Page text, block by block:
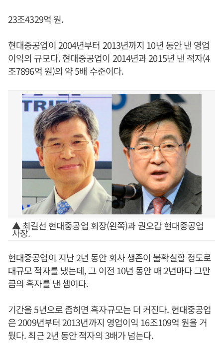
23조4329억 원.
현대중공업이 2004년부터 2013년까지 10년 동안 낸 영업
이익의 규모다. 현대중공업이 2014년과 2015년 낸 적자(4
조7896억 원)의 약 5배 수준이다.
▲ 최길선 현대중공업 회장(왼쪽)과 권오갑 현대중공업
사장.
현대중공업이 지난 2년 동안 회사 생존이 불확실할 정도로
대규모 적자를 냈는데, 그 이전 10년 동안 매 2년마다 그만
큼의 흑자를 낸 셈이다.
기간을 5년으로 좁히면 흑자규모는 더 커진다. 현대중공업
은 2009년부터 2013년까지 영업이익 16조109억 원을 거
뒀다. 최근 2년 동안 적자의 3배가 넘는다.